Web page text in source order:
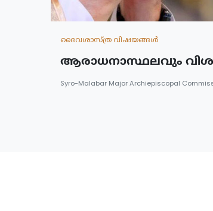
ദൈവശാസ്ത്ര വിഷയങ്ങള്‍
ആരാധനാസ്ഥലവും
Syro-Malabar Major Archiepiscopal